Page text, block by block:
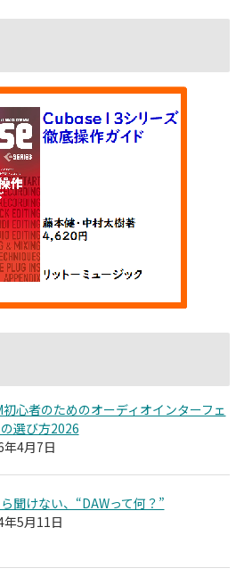
初心者のためのオーディオインターフェ
選び方2026
年4月7日
聞けない、“DAWって何？”
年5月11日